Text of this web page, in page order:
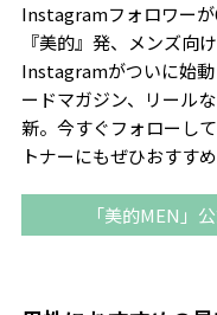
Instagramフォロワー
『美的』発、メンズ向
Instagramがついに始
ードマガジン、リール
新。今すぐフォローし
トナーにもぜひおすす
「美的MEN」